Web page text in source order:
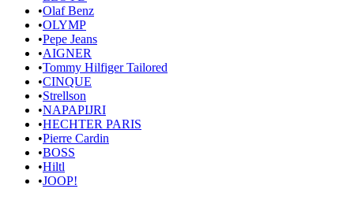
•Olaf Benz
•OLYMP
•Pepe Jeans
•AIGNER
•Tommy Hilfiger Tailored
•CINQUE
•Strellson
•NAPAPIJRI
•HECHTER PARIS
•Pierre Cardin
•BOSS
•Hiltl
•JOOP!